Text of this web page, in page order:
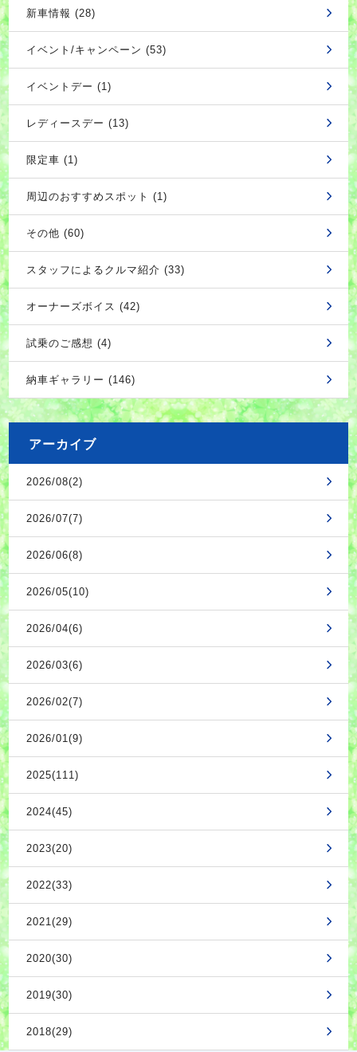
新車情報 (28)
イベント/キャンペーン (53)
イベントデー (1)
レディースデー (13)
限定車 (1)
周辺のおすすめスポット (1)
その他 (60)
スタッフによるクルマ紹介 (33)
オーナーズボイス (42)
試乗のご感想 (4)
納車ギャラリー (146)
アーカイブ
2026/08(2)
2026/07(7)
2026/06(8)
2026/05(10)
2026/04(6)
2026/03(6)
2026/02(7)
2026/01(9)
2025(111)
2024(45)
2023(20)
2022(33)
2021(29)
2020(30)
2019(30)
2018(29)